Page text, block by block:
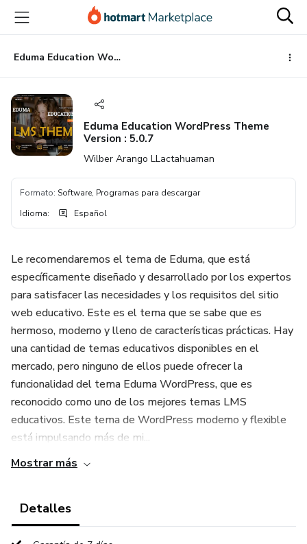
principal
página
de
página
Eduma Education WordPress Theme Version : 5.0.7
Eduma Education WordPress Theme
Version : 5.0.7
Wilber Arango LLactahuaman
Formato: Software, Programas para descargar
Idioma: Español
Le recomendaremos el tema de Eduma, que está
específicamente diseñado y desarrollado por los expertos
para satisfacer las necesidades y los requisitos del sitio
web educativo. Este es el tema que se sabe que es
hermoso, moderno y lleno de características prácticas. Hay
una cantidad de temas educativos disponibles en el
mercado, pero ninguno de ellos puede ofrecer la
funcionalidad del tema Eduma WordPress, que es
reconocido como uno de los mejores temas LMS
educativos. Este tema de WordPress moderno y flexible
está impulsando más de mi...
Mostrar más
Detalles